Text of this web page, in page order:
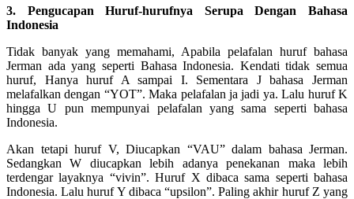
3. Pengucapan Huruf-hurufnya Serupa Dengan Bahasa
Indonesia
Tidak banyak yang memahami, Apabila pelafalan huruf bahasa
Jerman ada yang seperti Bahasa Indonesia. Kendati tidak semua
huruf, Hanya huruf A sampai I. Sementara J bahasa Jerman
melafalkan dengan “YOT”. Maka pelafalan ja jadi ya. Lalu huruf K
hingga U pun mempunyai pelafalan yang sama seperti bahasa
Indonesia.
Akan tetapi huruf V, Diucapkan “VAU” dalam bahasa Jerman.
Sedangkan W diucapkan lebih adanya penekanan maka lebih
terdengar layaknya “vivin”. Huruf X dibaca sama seperti bahasa
Indonesia. Lalu huruf Y dibaca “upsilon”. Paling akhir huruf Z yang